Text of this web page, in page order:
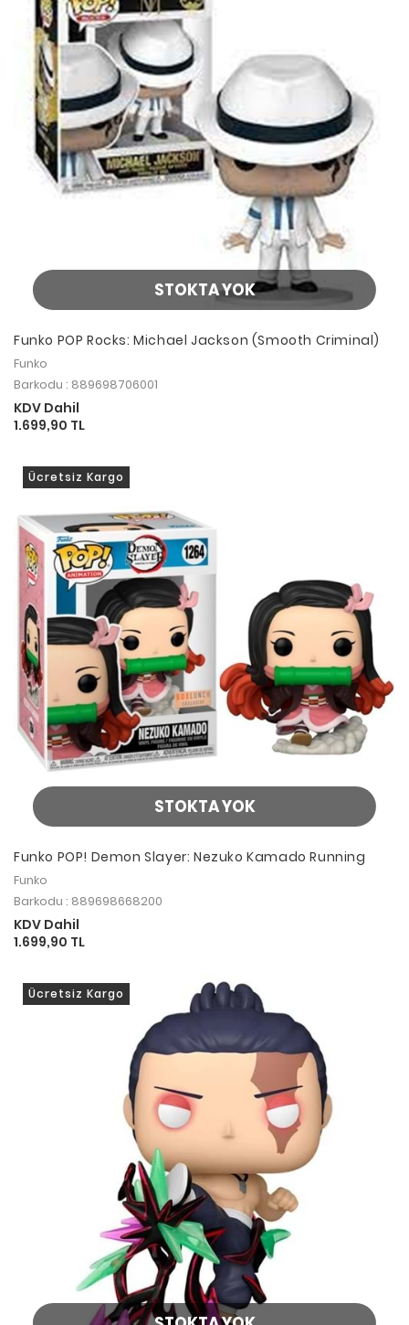
STOKTA YOK
Funko POP Rocks: Michael Jackson (Smooth Criminal)
Funko
Barkodu : 889698706001
KDV Dahil
1.699,90 TL
STOKTA YOK
Ücretsiz Kargo
Funko POP! Demon Slayer: Nezuko Kamado Running
Funko
Barkodu : 889698668200
KDV Dahil
1.699,90 TL
Ücretsiz Kargo